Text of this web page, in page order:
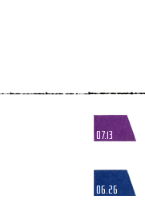
07.13
06.26